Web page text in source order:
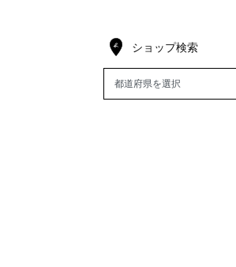
ショップ検索